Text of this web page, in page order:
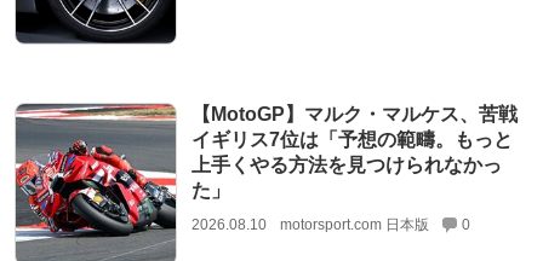
【MotoGP】マルク・マルケス、苦戦
イギリス7位は「予想の範疇。もっと
上手くやる方法を見つけられなかっ
た」
2026.08.10 motorsport.com 日本版 0